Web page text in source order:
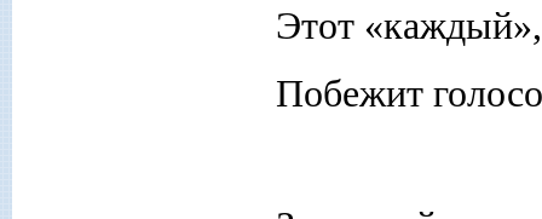
Этот
Побежит